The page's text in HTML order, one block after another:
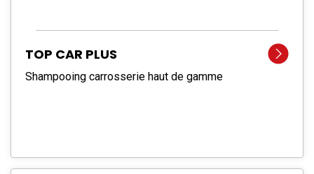
TOP CAR PLUS
Shampooing carrosserie haut de gamme